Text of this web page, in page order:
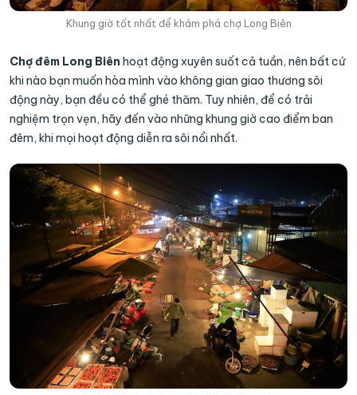
Khung giờ tốt nhất để khám phá chợ Long Biên
Chợ đêm Long Biên hoạt động xuyên suốt cả tuần, nên bất cứ
khi nào bạn muốn hòa mình vào không gian giao thương sôi
động này, bạn đều có thể ghé thăm. Tuy nhiên, để có trải
nghiệm trọn vẹn, hãy đến vào những khung giờ cao điểm ban
đêm, khi mọi hoạt động diễn ra sôi nổi nhất.